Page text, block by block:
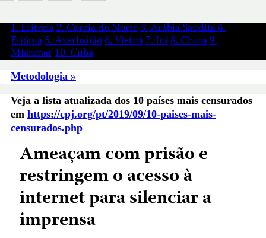
1. Eritreia2. Coreia do Norte3. Arábia Saudita4.
Etiópia5. Azerbaijão6. Vietnã7. Irã8. China9.
Mianmar10. Cuba
Metodologia »
Veja a lista atualizada dos 10 países mais censurados
em https://cpj.org/pt/2019/09/10-paises-mais-
censurados.php
Ameaçam com prisão e
restringem o acesso à
internet para silenciar a
imprensa